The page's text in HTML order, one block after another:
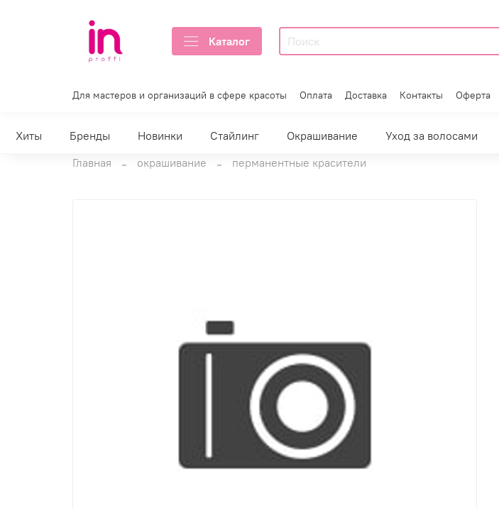
Каталог
Для мастеров и организаций в сфере красоты Оплата Доставка Контакты Оферта
Хиты Бренды Новинки Стайлинг Окрашивание Уход за волосами
Главная
окрашивание перманентные красители